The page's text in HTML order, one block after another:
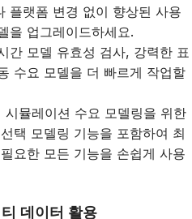
플랫폼 변경 없이 향상된 사용
을 업그레이드하세요.
간 모델 유효성 검사, 강력한 표
수요 모델을 더 빠르게 작업할
뮬레이션 수요 모델링을 위한
택 모델링 기능을 포함하여 최
요한 모든 기능을 손쉽게 사용
데이터 활용